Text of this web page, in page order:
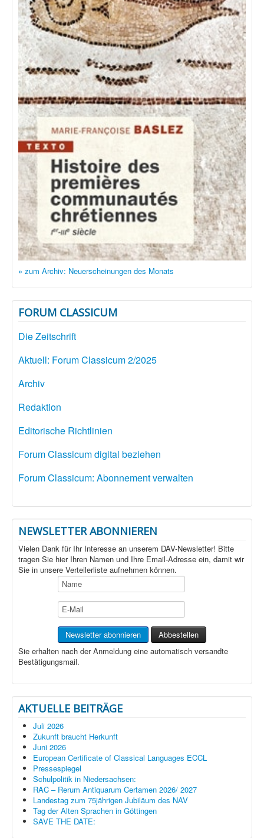
» zum Archiv: Neuerscheinungen des Monats
FORUM CLASSICUM
Die Zeitschrift
Aktuell: Forum Classicum 2/2025
Archiv
Redaktion
Editorische Richtlinien
Forum Classicum digital beziehen
Forum Classicum: Abonnement verwalten
NEWSLETTER ABONNIEREN
Vielen Dank für Ihr Interesse an unserem DAV-Newsletter! Bitte
tragen Sie hier Ihren Namen und Ihre Email-Adresse ein, damit wir
Sie in unsere Verteilerliste aufnehmen können.
Sie erhalten nach der Anmeldung eine automatisch versandte
Bestätigungsmail.
AKTUELLE BEITRÄGE
Juli 2026
Zukunft braucht Herkunft
Juni 2026
European Certificate of Classical Languages ECCL
Pressespiegel
Schulpolitik in Niedersachsen:
RAC – Rerum Antiquarum Certamen 2026/ 2027
Landestag zum 75jährigen Jubiläum des NAV
Tag der Alten Sprachen in Göttingen
SAVE THE DATE: